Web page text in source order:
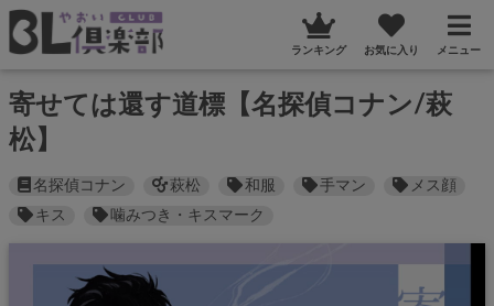
ランキング お気に入り メニュー
寄せては還す道標【名探偵コナン/萩
松】
名探偵コナン 萩松 和服 手マン
メス顔
キス
噛みつき・キスマーク